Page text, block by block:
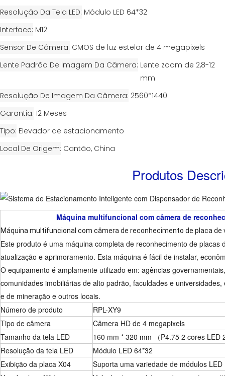
Resolução Da Tela LED Módulo LED 64*32
Interface M12
Sensor De Câmera CMOS de luz estelar de 4 megapixels
Lente Padrão De Imagem Da Câmera Lente zoom de 2,8-12
mm
Resolução De Imagem Da Câmera 2560*1440
Garantia 12 Meses
Tipo Elevador de estacionamento
Local De Origem Cantão, China
Produtos
Máquina multifuncional com câmera de
Máquina multifuncional com câmera de reconhecimento de placa de
Este produto é uma máquina completa de reconhecimento de
atualização e aprimoramento. Esta máquina é fácil de instalar,
O equipamento é amplamente utilizado em: agências
comunidades imobiliárias de alto padrão, faculdades e
e de mineração e outros locais.
Número de produto
RPL-XY9
Tipo de câmera
Câmera HD de 4 megapixels
Tamanho da tela LED
160 mm * 320 mm （P4.75 2 cores LED
Resolução da tela LED
Módulo LED 64*32
Exibição da placa X04
Suporta uma variedade de módulos LED